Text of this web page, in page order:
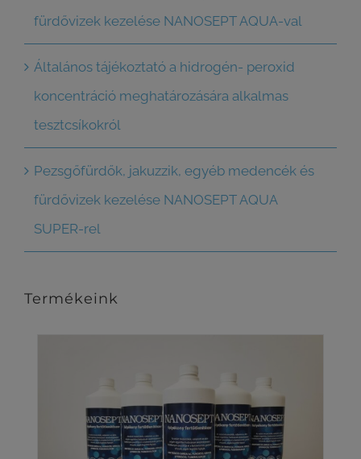
fürdővizek kezelése NANOSEPT AQUA-val
Általános tájékoztató a hidrogén- peroxid
koncentráció meghatározására alkalmas
tesztcsíkokról
Pezsgőfürdők, jakuzzik, egyéb medencék és
fürdővizek kezelése NANOSEPT AQUA
SUPER-rel
Termékeink